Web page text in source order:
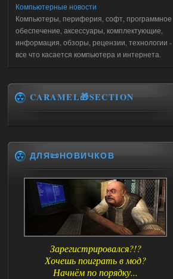
Компьютерные новости
Компьютеры, периферия, софт, программное
обеспечение, аксессуары, комплектующие,
информация, обзоры, рецензии, технологии -
все что касается компьютера и интернета.
CARAMEL🎁SECTION
ДЛЯ📜НОВИЧКОВ
Зарегистрировался?!?
Хочешь поиграть в мод?
Начнём по порядку...